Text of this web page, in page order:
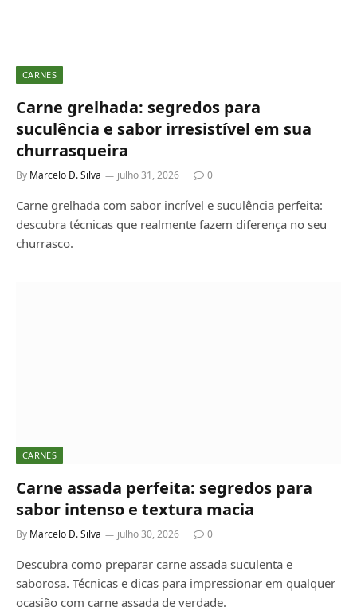
CARNES
Carne grelhada: segredos para
suculência e sabor irresistível em sua
churrasqueira
By Marcelo D. Silva julho 31, 2026 0
Carne grelhada com sabor incrível e suculência perfeita:
descubra técnicas que realmente fazem diferença no seu
churrasco.
CARNES
Carne assada perfeita: segredos para
sabor intenso e textura macia
By Marcelo D. Silva julho 30, 2026 0
Descubra como preparar carne assada suculenta e
saborosa. Técnicas e dicas para impressionar em qualquer
ocasião com carne assada de verdade.